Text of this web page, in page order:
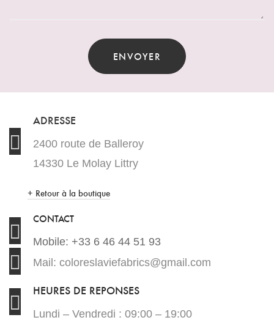
ADRESSE
2400 route de Balleroy
14330 Le Molay Littry
+ Retour à la boutique
CONTACT
Mobile: +33 6 46 44 51 93
Mail: coloreslaviefabrics@gmail.com
HEURES DE REPONSES
Lundi – Vendredi : 09:00 – 19:00